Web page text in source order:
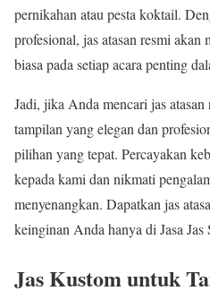
pernikahan atau pesta koktail.
profesional, jas atasan resmi
biasa pada setiap acara penting
Jadi, jika Anda mencari jas
tampilan yang elegan dan
pilihan yang tepat. Percayakan
kepada kami dan nikmati
menyenangkan. Dapatkan jas
keinginan Anda hanya di Jasa Jas
Jas Kustom untuk